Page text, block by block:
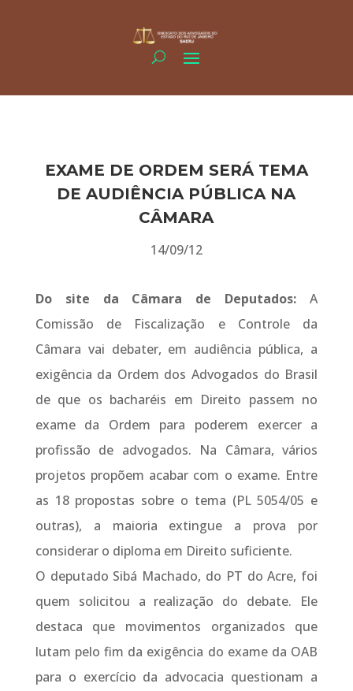
EXAME DE ORDEM SERÁ TEMA
DE AUDIÊNCIA PÚBLICA NA
CÂMARA
14/09/12
Do site da Câmara de Deputados: A
Comissão de Fiscalização e Controle da
Câmara vai debater, em audiência pública, a
exigência da Ordem dos Advogados do Brasil
de que os bacharéis em Direito passem no
exame da Ordem para poderem exercer a
profissão de advogados. Na Câmara, vários
projetos propõem acabar com o exame. Entre
as 18 propostas sobre o tema (PL 5054/05 e
outras), a maioria extingue a prova por
considerar o diploma em Direito suficiente.
O deputado Sibá Machado, do PT do Acre, foi
quem solicitou a realização do debate. Ele
destaca que movimentos organizados que
lutam pelo fim da exigência do exame da OAB
para o exercício da advocacia questionam a